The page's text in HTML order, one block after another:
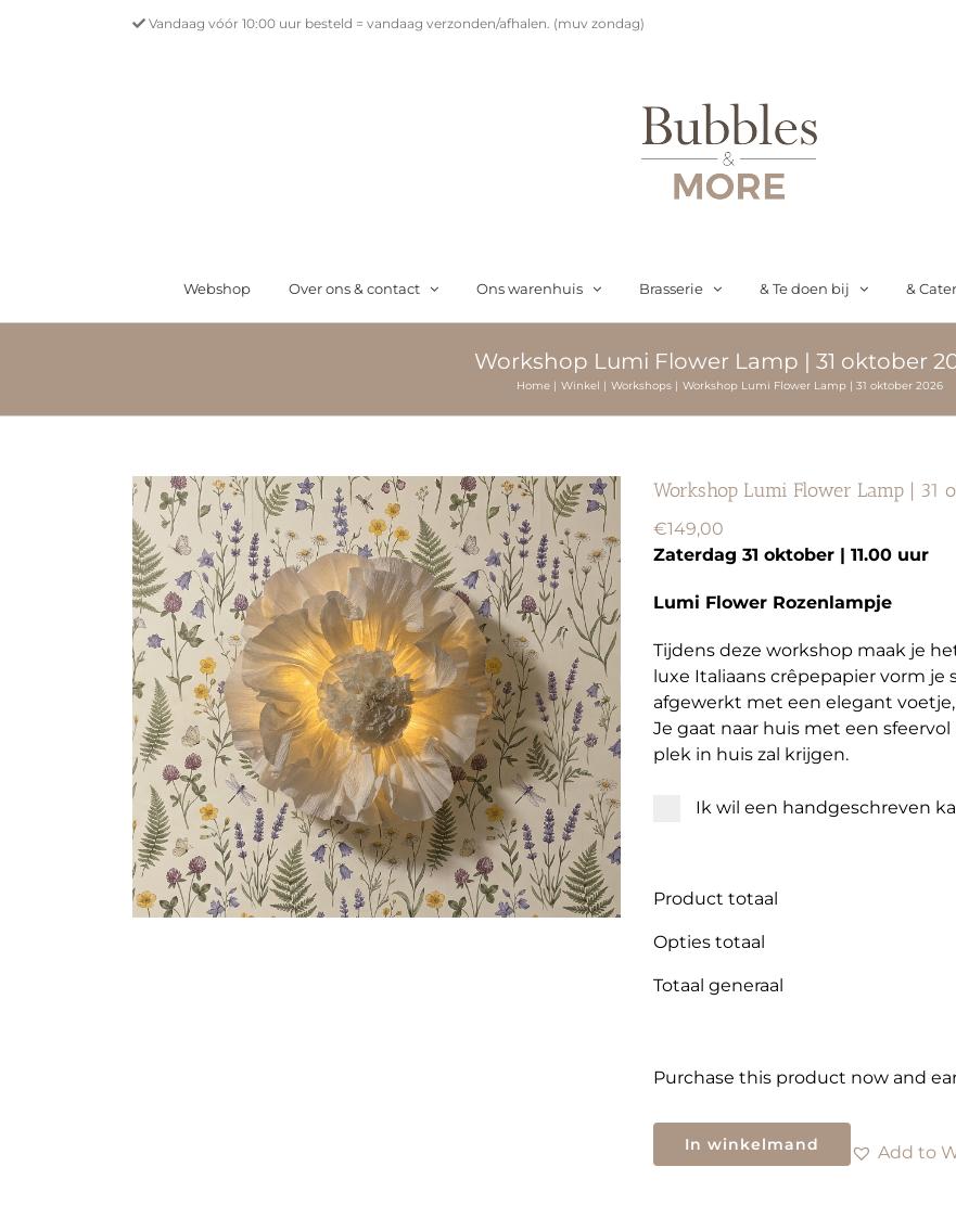
Vandaag vóór 10:00 uur besteld = vandaag verzonden/afhalen. (muv zondag)
Webshop Over ons & contact Ons warenhuis Brasserie & Te doen bij &
Workshop Lumi Flower Lamp | 31 oktober
Home Winkel Workshops Workshop Lumi Flower Lamp | 31 oktober 2026
Workshop Lumi Flower Lamp | 31
€149,00
Zaterdag 31 oktober | 11.00 uur
Lumi Flower Rozenlampje
Tijdens deze workshop maak je
luxe Italiaans crêpepapier vorm je
afgewerkt met een elegant
Je gaat naar huis met een
plek in huis zal krijgen.
Ik wil een handgeschreven
Product totaal
Opties totaal
Totaal generaal
Purchase this product now and
In winkelmand Add to